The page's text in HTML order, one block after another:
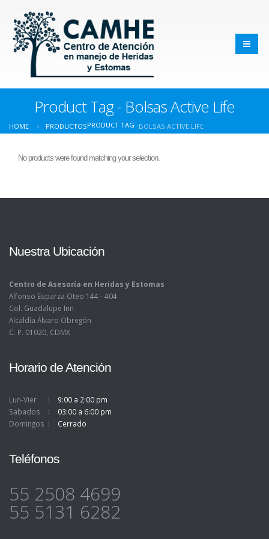
Product Tag - Bolsas Active Life
HOME PRODUCTOSPRODUCT TAG -BOLSAS ACTIVE LIFE
No products were found matching your selection.
Nuestra Ubicación
Centro de Asesoría en Heridas y Estomas
Alfonso Esparza Oteo 144 - 404
Col. Guadalupe Inn
Alcaldía Álvaro Obregón
C. P. 01020, CDMX
Horario de Atención
Lun-Vier
9:00 a 2:00 pm
Sabados
03:00 a 6:00 pm
Domingos
Cerrado
Teléfonos
55 2508 4699
55 5131 6282